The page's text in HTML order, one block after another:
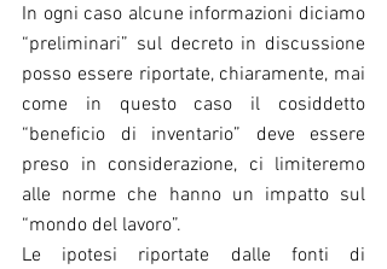
In ogni caso alcune informazioni diciamo
“preliminari” sul decreto in discussione
posso essere riportate, chiaramente, mai
come in questo caso il cosiddetto
“beneficio di inventario” deve essere
preso in considerazione, ci limiteremo
alle norme che hanno un impatto sul
“mondo del lavoro”.
Le ipotesi riportate dalle fonti di